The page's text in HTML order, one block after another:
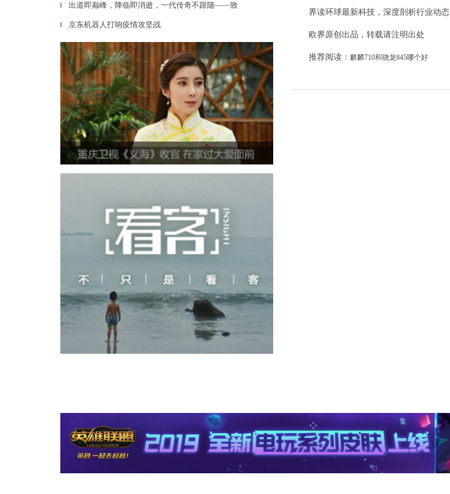
▎ 出道即巅峰，降临即消逝，一代传奇不跟随——致
▎ 京东机器人打响疫情攻坚战
界读环球最新科技，深度剖析行业动态
欧界原创出品，转载请注明出处
推荐阅读： 麒麟710和骁龙845哪个好